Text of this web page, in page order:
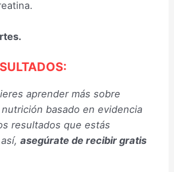
aprender más sobre
basado en evidencia
resultados que estás
así,asegúrate de recibir gratis